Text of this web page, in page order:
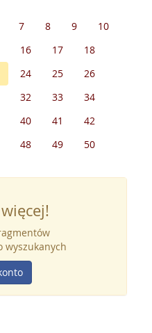
7 8 9
10
16 17
18
24 25
26
32 33
34
40 41
42
48 49 50
wyszukanych